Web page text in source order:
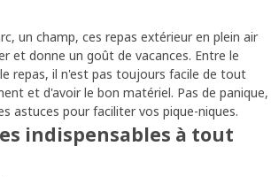
un champ, ces repas extérieur en plein air
et donne un goût de vacances. Entre le
repas, il n'est pas toujours facile de tout
et d'avoir le bon matériel. Pas de panique,
astuces pour faciliter vos pique-niques.
indispensables à tout